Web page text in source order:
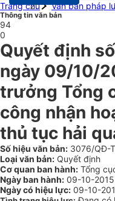
Trang chủ
Văn bản pháp
Thông tin văn bản
94
0
Quyết định
ngày 09/10/
trưởng Tổng
công nhận
thủ tục hải
Số hiệu văn bản: 3076/QĐ-
Loại văn bản: Quyết định
Cơ quan ban hành: Tổng
Ngày ban hành: 09-10-2015
Ngày có hiệu lực: 09-10-